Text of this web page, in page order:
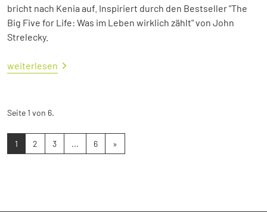
bricht nach Kenia auf. Inspiriert durch den Bestseller "The
Big Five for Life: Was im Leben wirklich zählt" von John
Strelecky.
weiterlesen
Seite 1 von 6.
1 2 3 ... 6 »